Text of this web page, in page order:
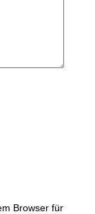
Browser für